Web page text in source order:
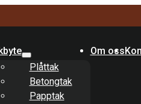
Plåttak
Betongtak
Papptak
Om oss